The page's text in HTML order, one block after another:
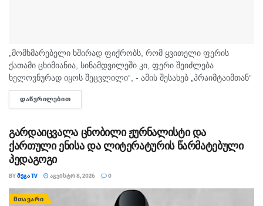
„მომხმარებელი ხშირად ფიქრობს, რომ ყვითელი ფერის
ქათამი ცხიმიანია, სინამდვილეში კი, ფერი შეიძლება
ხელოვნურად იყოს შეცვლილი“, - ამის შესახებ „პრაიმტაიმთან“
სურსათის უვნებლობის სპეციალისტი, ირაკლი არაბული
საუბრობს. „ბაზარი ითხოვს, რომ ქათამი იყოს...
ᲓᲐᲬᲕᲠᲘᲚᲔᲑᲘᲗ
გარდაიცვალა ცნობილი ჟურნალისტი და
ქართული ენისა და ლიტერატურის წარმატებული
პედაგოგი
BYᲛᲔᲒᲐ TV ᲐᲒᲕᲘᲡᲢᲝ 8, 2026 0
ᲛᲗᲐᲕᲐᲠᲘ